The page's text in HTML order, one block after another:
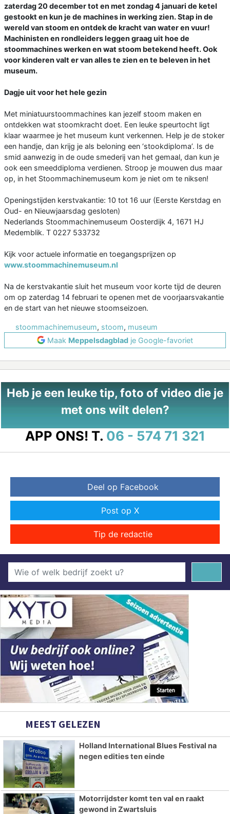
zaterdag 20 december tot en met zondag 4 januari de ketel
gestookt en kun je de machines in werking zien. Stap in de
wereld van stoom en ontdek de kracht van water en vuur!
Machinisten en rondleiders leggen graag uit hoe de
stoommachines werken en wat stoom betekend heeft. Ook
voor kinderen valt er van alles te zien en te beleven in het
museum.
Dagje uit voor het hele gezin
Met miniatuurstoommachines kan jezelf stoom maken en
ontdekken wat stoomkracht doet. Een leuke speurtocht ligt
klaar waarmee je het museum kunt verkennen. Help je de stoker
een handje, dan krijg je als beloning een ‘stookdiploma’. Is de
smid aanwezig in de oude smederij van het gemaal, dan kun je
ook een smeeddiploma verdienen. Stroop je mouwen dus maar
op, in het Stoommachinemuseum kom je niet om te niksen!
Openingstijden kerstvakantie: 10 tot 16 uur (Eerste Kerstdag en
Oud- en Nieuwjaarsdag gesloten)
Nederlands Stoommachinemuseum Oosterdijk 4, 1671 HJ
Medemblik. T 0227 533732
Kijk voor actuele informatie en toegangsprijzen op
www.stoommachinemuseum.nl
Na de kerstvakantie sluit het museum voor korte tijd de deuren
om op zaterdag 14 februari te openen met de voorjaarsvakantie
en de start van het nieuwe stoomseizoen.
stoommachinemuseum, stoom, museum
Maak Meppelsdagblad je Google-favoriet
Heb je een leuke tip, foto of video die je
met ons wilt delen?
APP ONS! T. 06 - 574 71 321
Deel op Facebook
Post op X
Tip de redactie
MEEST GELEZEN
Holland International Blues Festival na
negen edities ten einde
Motorrijdster komt ten val en raakt
gewond in Zwartsluis